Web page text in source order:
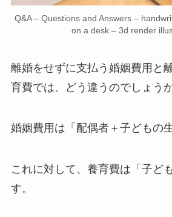
Q&A – Questions and Answers –
on a desk – 3d render
離婚をせずに支払う婚姻費用と
育費では、どう違うのでしょうか
婚姻費用は「配偶者＋子どもの
これに対して、養育費は「子ど
す。